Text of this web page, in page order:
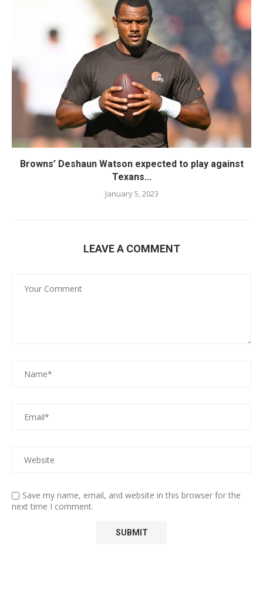
Browns’ Deshaun Watson expected to play against
Texans...
January 5, 2023
LEAVE A COMMENT
Save my name, email, and website in this browser for the
next time I comment.